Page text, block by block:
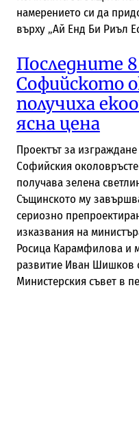
намерението си да
върху „Ай Енд Би Риъл
Последните
Софийското
получиха
ясна цена
Проектът за
Софийския
получава зелена
Същинското му
сериозно
изказвания на
Росица Карамфилова и
развитие Иван Шишков
Министерския съвет в